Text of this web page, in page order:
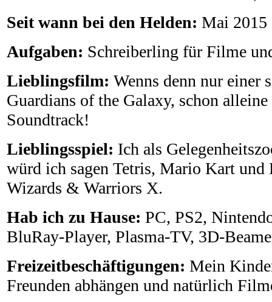
Seit wann bei den Helden: Mai 2015
Aufgaben: Schreiberling für Filme
Lieblingsfilm: Wenns denn nur einer
Guardians of the Galaxy, schon
Soundtrack!
Lieblingsspiel: Ich als
würd ich sagen Tetris, Mario Kart und
Wizards & Warriors X.
Hab ich zu Hause: PC, PS2,
BluRay-Player, Plasma-TV, 3D-
Freizeitbeschäftigungen: Mein
Freunden abhängen und natürlich